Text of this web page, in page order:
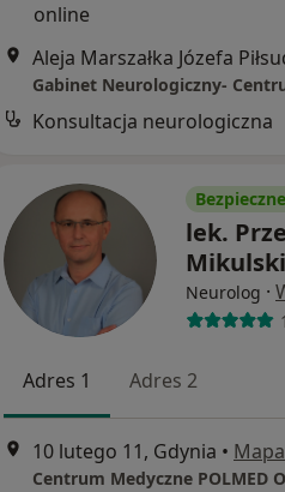
online
Gabinet Neurologiczny-
Konsultacja neurologiczna
lek.
Mikulski
Neurolog ·
Adres 1 Adres 2
10 lutego 11, Gdynia • Mapa
Centrum Medyczne POLMED